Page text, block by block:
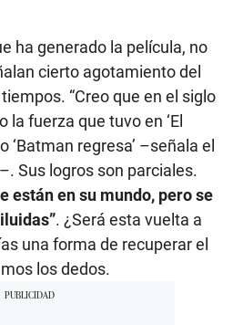
ha generado la película, no
cierto agotamiento del
“Creo que en el siglo
la fuerza que tuvo en ‘El
‘Batman regresa’ –señala el
Sus logros son parciales.
están en su mundo, pero se
. ¿Será esta vuelta a
una forma de recuperar el
los dedos.